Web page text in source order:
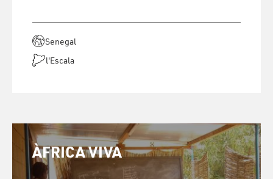
Senegal
l'Escala
ÀFRICA VIVA